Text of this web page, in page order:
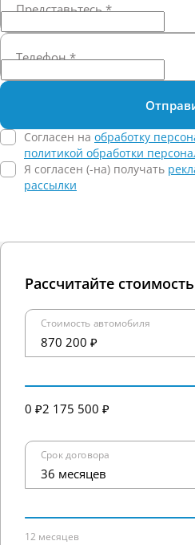
Представьтесь*
Телефон*
Согласен на обработку
политикой обработки
Я согласен (-на) получать
рассылки
Рассчитайте
Стоимость автомобиля
870 200 ₽
0 ₽2 175 500 ₽
Срок договора
36 месяцев
12 месяцев